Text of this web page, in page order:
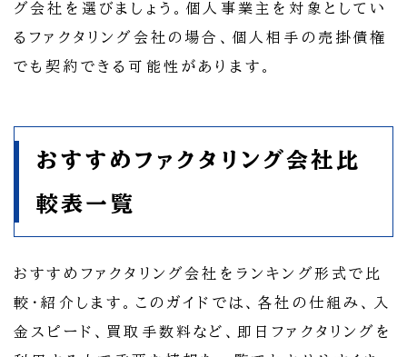
グ会社を選びましょう。個人事業主を対象としてい
るファクタリング会社の場合、個人相手の売掛債権
でも契約できる可能性があります。
おすすめファクタリング会社比
較表一覧
おすすめファクタリング会社をランキング形式で比
較・紹介します。このガイドでは、各社の仕組み、入
金スピード、買取手数料など、即日ファクタリングを